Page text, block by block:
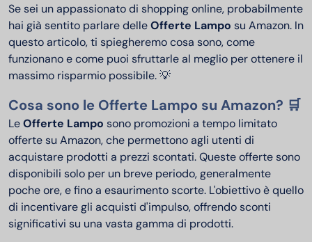
Se sei un appassionato di shopping online, probabilmente
hai già sentito parlare delleOfferte Lampo su Amazon. In
questo articolo, ti spiegheremo cosa sono, come
funzionano e come puoi sfruttarle al meglio per ottenere il
massimo risparmio possibile. 💡
Cosa sono le Offerte Lampo su Amazon? 🛒
LeOfferte Lampo sono promozioni a tempo limitato
offerte su Amazon, che permettono agli utenti di
acquistare prodotti a prezzi scontati. Queste offerte sono
disponibili solo per un breve periodo, generalmente
poche ore, e fino a esaurimento scorte. L'obiettivo è quello
di incentivare gli acquisti d'impulso, offrendo sconti
significativi su una vasta gamma di prodotti.